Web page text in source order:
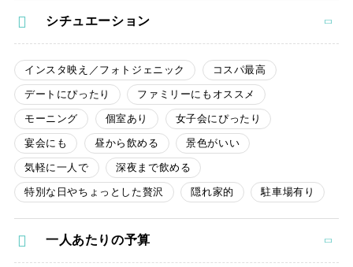
シチュエーション
インスタ映え／フォトジェニック コスパ最高
デートにぴったり ファミリーにもオススメ
モーニング 個室あり 女子会にぴったり
宴会にも 昼から飲める 景色がいい
気軽に一人で 深夜まで飲める
特別な日やちょっとした贅沢 隠れ家的 駐車場有り
一人あたりの予算